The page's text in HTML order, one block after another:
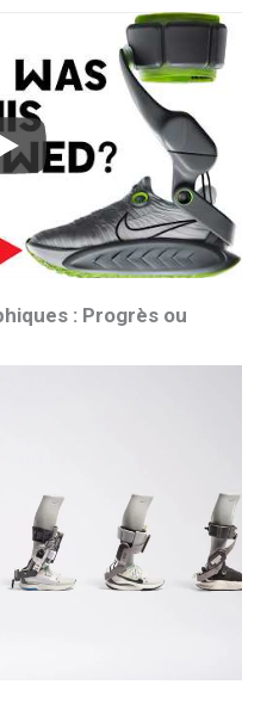
: Progrès ou